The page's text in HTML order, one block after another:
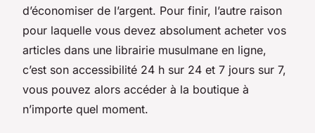
d’économiser de l’argent. Pour finir, l’autre raison
pour laquelle vous devez absolument acheter vos
articles dans une librairie musulmane en ligne,
c’est son accessibilité 24 h sur 24 et 7 jours sur 7,
vous pouvez alors accéder à la boutique à
n’importe quel moment.